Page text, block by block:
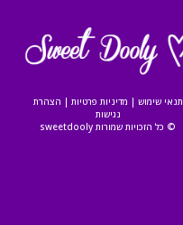
תנאי שימוש | מדיניות פרטיות | הצהרת
נגישות
© כל הזכויות שמורות sweetdooly